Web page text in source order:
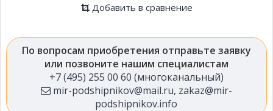
Добавить в сравнение
По вопросам приобретения отправьте заявку
или позвоните нашим специалистам
+7 (495) 255 00 60 (многоканальный)
mir-podshipnikov@mail.ru, zakaz@mir-
podshipnikov.info